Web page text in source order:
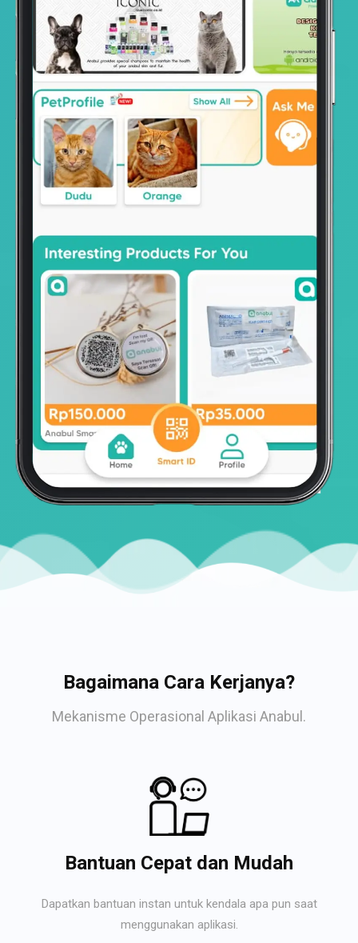
Bagaimana Cara Kerjanya?
Mekanisme Operasional Aplikasi Anabul.
Bantuan Cepat dan Mudah
Dapatkan bantuan instan untuk kendala apa pun saat
menggunakan aplikasi.